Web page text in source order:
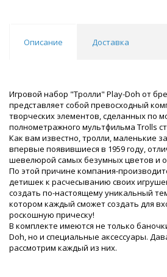
Описание Доставка
Игровой набор "Тролли" Play-Doh от
представляет собой превосходный
творческих элементов, сделанных по
полнометражного мультфильма Trolls
Как вам известно, тролли, маленькие
впервые появившиеся в 1959 году,
шевелюрой самых безумных цветов и
По этой причине компания-
детишек к расчесыванию своих
создать по-настоящему уникальный
котором каждый сможет создать для
роскошную прическу!
В комплекте имеются не только
Doh, но и специальные аксессуары.
рассмотрим каждый из них.